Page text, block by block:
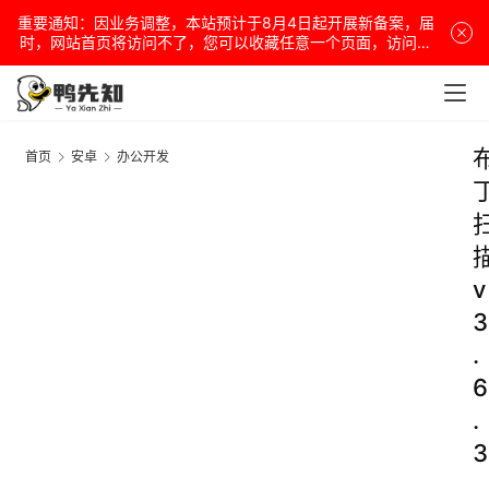
重要通知：因业务调整，本站预计于8月4日起开展新备案，届
时，网站首页将访问不了，您可以收藏任意一个页面，访问网
站！
首页 安卓 办公开发
v
3
.
6
.
3